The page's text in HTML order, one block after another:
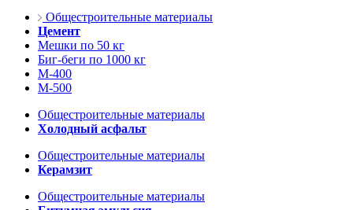
Общестроительные материалы
Цемент
Мешки по 50 кг
Биг-беги по 1000 кг
М-400
М-500
Общестроительные материалы
Холодный асфальт
Общестроительные материалы
Керамзит
Общестроительные материалы